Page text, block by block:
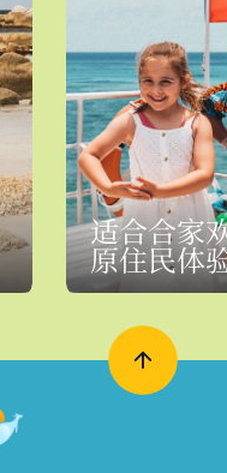
适合合家
原住民体